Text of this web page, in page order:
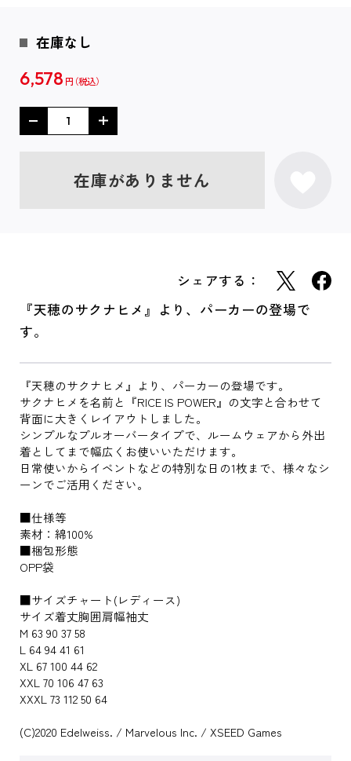
在庫なし
6,578 円
在庫がありません
シェアする：
『天穂のサクナヒメ』より、パーカーの登場で
す。
『天穂のサクナヒメ』より、パーカーの登場です。
サクナヒメを名前と『RICE IS POWER』の文字と合わせて
背面に大きくレイアウトしました。
シンプルなプルオーバータイプで、ルームウェアから外出
着としてまで幅広くお使いいただけます。
日常使いからイベントなどの特別な日の1枚まで、様々なシ
ーンでご活用ください。
■仕様等
素材：綿100%
■梱包形態
OPP袋
■サイズチャート(レディース)
サイズ着丈胸囲肩幅袖丈
M 63 90 37 58
L 64 94 41 61
XL 67 100 44 62
XXL 70 106 47 63
XXXL 73 112 50 64
(C)2020 Edelweiss. / Marvelous Inc. / XSEED Games